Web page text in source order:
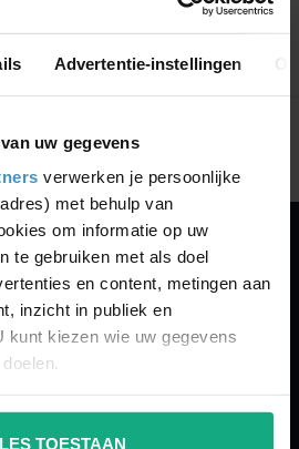
Advertentie-instellingen
uw gegevens
verwerken je persoonlijke
met behulp van
om informatie op uw
te gebruiken met als doel
en content, metingen aan
inzicht in publiek en
kunt kiezen wie uw gegevens
we ook graag:
TOESTAAN
Toon1-0van 0